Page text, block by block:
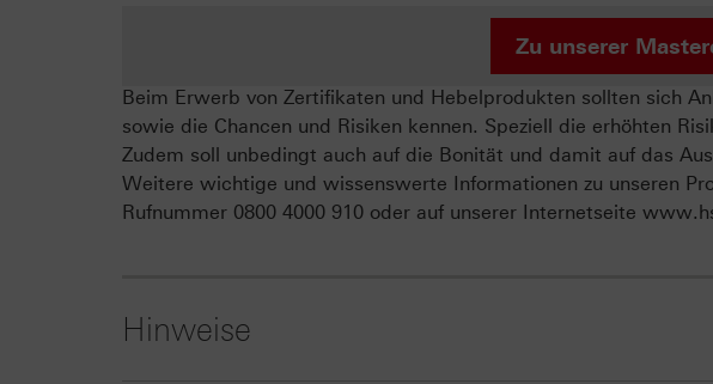
Zu unserer
Beim Erwerb von Zertifikaten und Hebelprodukten sollten sich
sowie die Chancen und Risiken kennen. Speziell die erhöhten
Zudem soll unbedingt auch auf die Bonität und damit auf das
Weitere wichtige und wissenswerte Informationen zu unseren
Rufnummer 0800 4000 910 oder auf unserer Internetseite
Hinweise